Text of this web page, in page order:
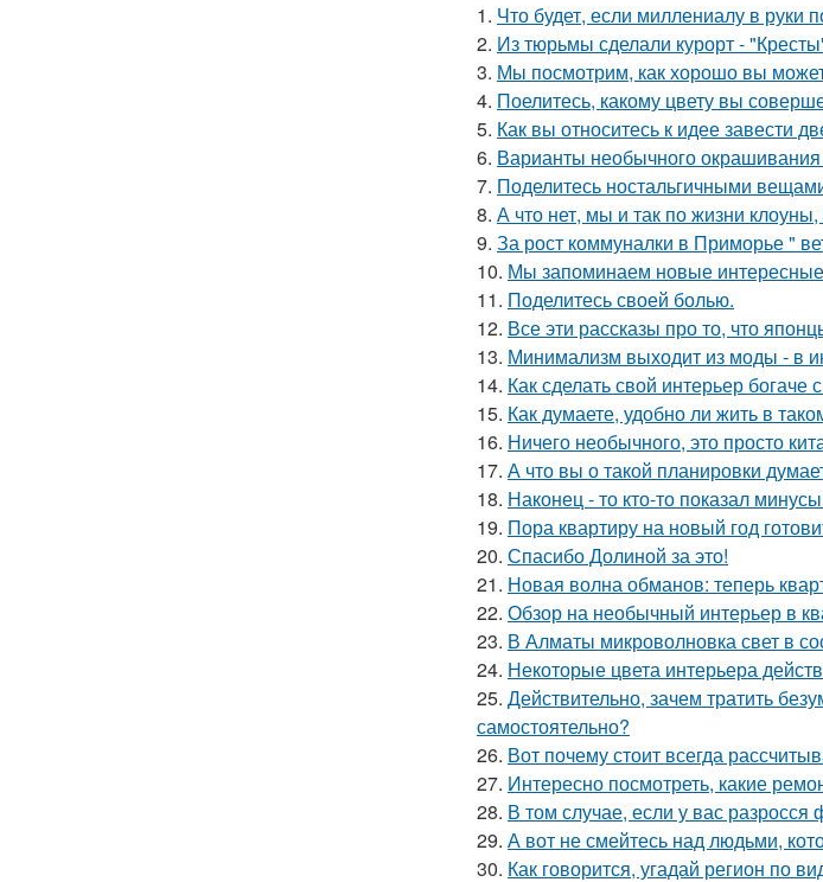
1. Что будет, если миллениалу в руки
2. Из тюрьмы сделали курорт -
3. Мы посмотрим, как хорошо вы
4. Поелитесь, какому цвету вы
5. Как вы относитесь к идее завести
6. Варианты необычного
7. Поделитесь ностальгичными
8. А что нет, мы и так по жизни
9. За рост коммуналки в Приморье "
10. Мы запоминаем новые интересные
11. Поделитесь своей болью.
12. Все эти рассказы про то, что
13. Минимализм выходит из моды - в
14. Как сделать свой интерьер
15. Как думаете, удобно ли жить в
16. Ничего необычного, это просто
17. А что вы о такой планировки
18. Наконец - то кто-то показал
19. Пора квартиру на новый год
20. Спасибо Долиной за это!
21. Новая волна обманов: теперь
22. Обзор на необычный интерьер в
23. В Алматы микроволновка свет в
24. Некоторые цвета интерьера
25. Действительно, зачем тратить
самостоятельно?
26. Вот почему стоит всегда
27. Интересно посмотреть, какие
28. В том случае, если у вас разросся
29. А вот не смейтесь над людьми,
30. Как говорится, угадай регион по